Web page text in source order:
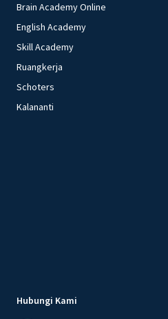
Brain Academy Online
English Academy
Skill Academy
Ruangkerja
Schoters
Kalananti
Hubungi Kami